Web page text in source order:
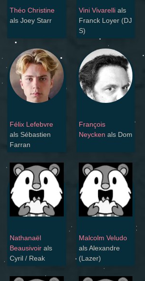
Théo Christine
als Joey Starr
Vini Vivarellials
Franck Loyer (DJ
S)
Félix Lefebvre
als Sébastien
Farran
François
Neycken als Dom
Nathanaël
Beausivoir als
Cyril / Reak
Malcolm Veludo
als Alexandre
(Lazer)